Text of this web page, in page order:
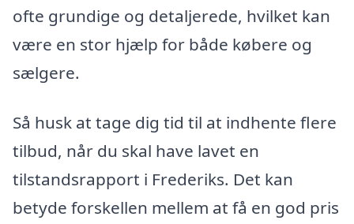
ofte grundige og detaljerede, hvilket kan
være en stor hjælp for både købere og
sælgere.
Så husk at tage dig tid til at indhente flere
tilbud, når du skal have lavet en
tilstandsrapport i Frederiks. Det kan
betyde forskellen mellem at få en god pris